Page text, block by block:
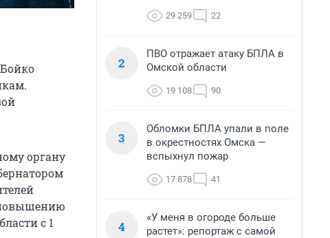
органу
с 1
29 259 22
2
ПВО отражает атаку БПЛА в
Омской области
19 108 90
3
Обломки БПЛА упали в поле
в окрестностях Омска —
вспыхнул пожар
17 878 41
4
«У меня в огороде больше
растет»: репортаж с самой